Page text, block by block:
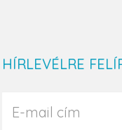
HÍRLEVÉLRE